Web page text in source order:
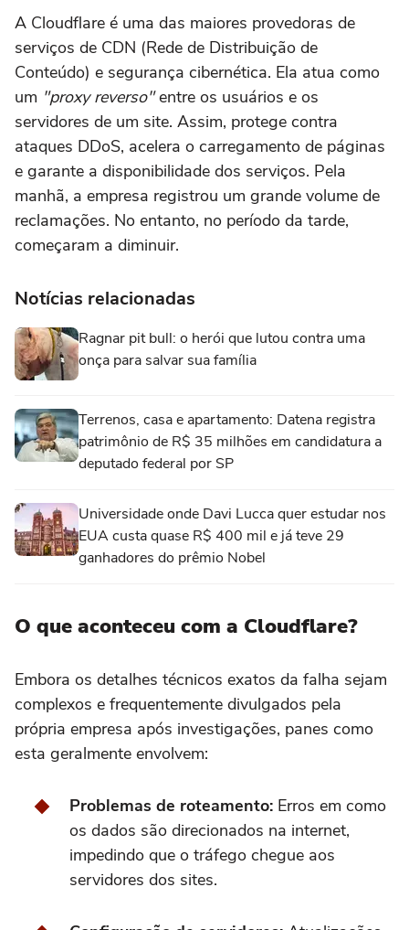
A Cloudflare é uma das maiores provedoras de
serviços de CDN (Rede de Distribuição de
Conteúdo) e segurança cibernética. Ela atua como
um "proxy reverso"entre os usuários e os
servidores de um site. Assim, protege contra
ataques DDoS, acelera o carregamento de páginas
e garante a disponibilidade dos serviços. Pela
manhã, a empresa registrou um grande volume de
reclamações. No entanto, no período da tarde,
começaram a diminuir.
Notícias relacionadas
Ragnar pit bull: o herói que lutou contra uma
onça para salvar sua família
Terrenos, casa e apartamento: Datena registra
patrimônio de R$ 35 milhões em candidatura a
deputado federal por SP
Universidade onde Davi Lucca quer estudar nos
EUA custa quase R$ 400 mil e já teve 29
ganhadores do prêmio Nobel
O que aconteceu com a Cloudflare?
Embora os detalhes técnicos exatos da falha sejam
complexos e frequentemente divulgados pela
própria empresa após investigações, panes como
esta geralmente envolvem:
Problemas de roteamento: Erros em como
os dados são direcionados na internet,
impedindo que o tráfego chegue aos
servidores dos sites.